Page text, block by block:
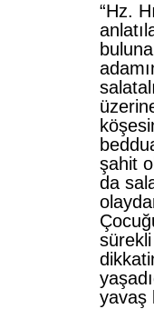
“Hz.
şahit
da
sürekli
yavaş